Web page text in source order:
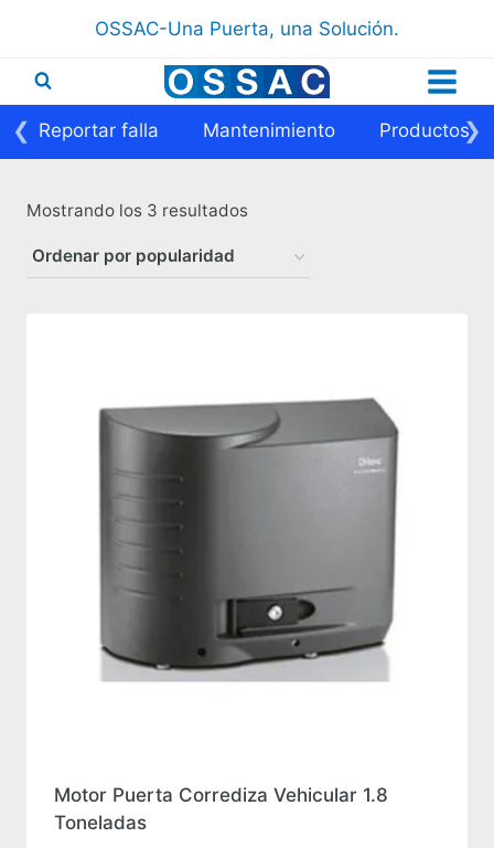
contenido
OSSAC-Una Puerta, una Solución.
Reportar falla Mantenimiento Productos
❮ ❯
Mostrando los 3 resultadosOrdenado
popularidad
Motor Puerta Corrediza Vehicular 1.8
Toneladas